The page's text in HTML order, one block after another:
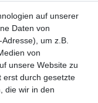
auf unserer
Daten von
um z.B.
von
unsere Website zu
erst durch gesetzte
die wir in den